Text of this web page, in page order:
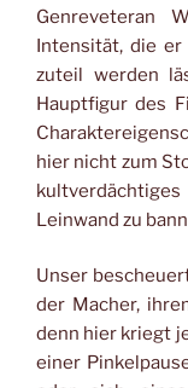
Genreveteran
Intensität, die er
zuteil werden
Hauptfigur des
hier nicht zum
Leinwand zu
Unser
der Macher,
denn hier kriegt
einer